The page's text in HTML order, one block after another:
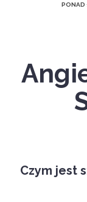
PONAD
Czym jest